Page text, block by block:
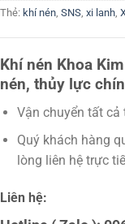
Thẻ: khí nén, SNS, xi lanh,
Khí nén Khoa
nén, thủy lực
Vận chuyển tất
Quý khách hàng
lòng liên hệ trực
Liên hệ: